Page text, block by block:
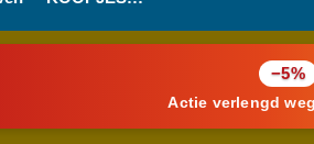
−5%
Actie verlengd